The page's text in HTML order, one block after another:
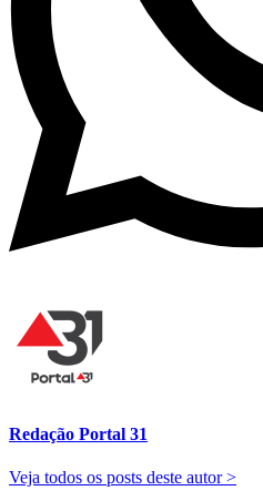
Redação Portal 31
Veja todos os posts deste autor >